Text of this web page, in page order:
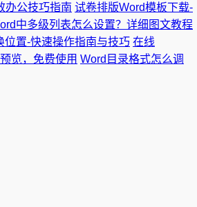
办公技巧指南 试卷排版Word模板下载-
中多级列表怎么设置？详细图文教程
位置-快速操作指南与技巧 在线
览，免费使用 Word目录格式怎么调